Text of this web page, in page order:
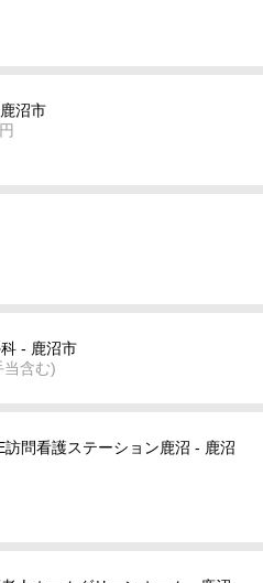
沼市
- 鹿沼市
当含む)
問看護ステーション鹿沼 - 鹿沼